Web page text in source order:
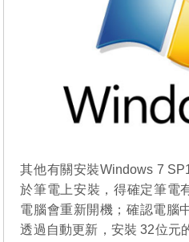
其他有關安裝Windows 7
於筆電上安裝，得確定筆電
電腦會重新開機；確認電腦
透過自動更新，安裝 32位元